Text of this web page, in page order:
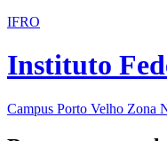
IFRO
Instituto
Campus Porto Velho Zona